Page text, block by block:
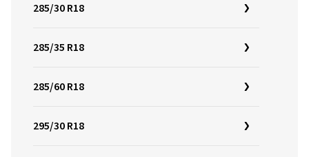
285/30 R18
285/35 R18
285/60 R18
295/30 R18